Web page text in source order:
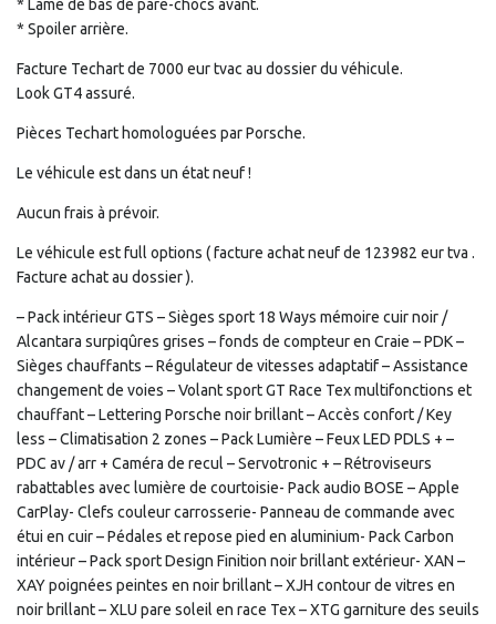
* Lame de bas de pare-chocs avant.
* Spoiler arrière.
Facture Techart de 7000 eur tvac au dossier du véhicule.
Look GT4 assuré.
Pièces Techart homologuées par Porsche.
Le véhicule est dans un état neuf !
Aucun frais à prévoir.
Le véhicule est full options ( facture achat neuf de 123982 eur tva .
Facture achat au dossier ).
– Pack intérieur GTS – Sièges sport 18 Ways mémoire cuir noir /
Alcantara surpiqûres grises – fonds de compteur en Craie – PDK –
Sièges chauffants – Régulateur de vitesses adaptatif – Assistance
changement de voies – Volant sport GT Race Tex multifonctions et
chauffant – Lettering Porsche noir brillant – Accès confort / Key
less – Climatisation 2 zones – Pack Lumière – Feux LED PDLS + –
PDC av / arr + Caméra de recul – Servotronic + – Rétroviseurs
rabattables avec lumière de courtoisie- Pack audio BOSE – Apple
CarPlay- Clefs couleur carrosserie- Panneau de commande avec
étui en cuir – Pédales et repose pied en aluminium- Pack Carbon
intérieur – Pack sport Design Finition noir brillant extérieur- XAN –
XAY poignées peintes en noir brillant – XJH contour de vitres en
noir brillant – XLU pare soleil en race Tex – XTG garniture des seuils